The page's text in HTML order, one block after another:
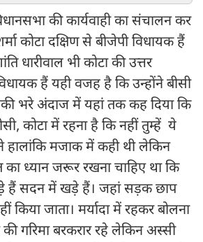
की कार्यवाही का संचालन कर
कोटा दक्षिण से बीजेपी विधायक हैं
धारीवाल भी कोटा की उत्तर
हैं यही वजह है कि उन्होंने बीसी
भरे अंदाज में यहां तक कह दिया कि
कोटा में रहना है कि नहीं तुम्हें ये
ने हालांकि मजाक में कही थी लेकिन
का ध्यान जरूर रखना चाहिए था कि
हैं सदन में खड़े हैं। जहां सड़क छाप
किया जाता। मर्यादा में रहकर बोलना
गरिमा बरकरार रहे लेकिन अस्सी